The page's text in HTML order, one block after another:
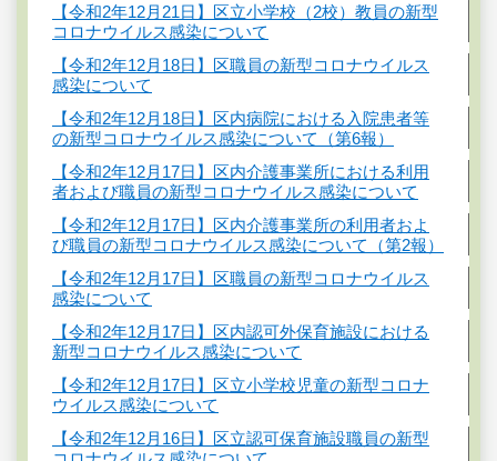
【令和2年12月21日】区立小学校（2校）教員の新型
コロナウイルス感染について
【令和2年12月18日】区職員の新型コロナウイルス
感染について
【令和2年12月18日】区内病院における入院患者等
の新型コロナウイルス感染について（第6報）
【令和2年12月17日】区内介護事業所における利用
者および職員の新型コロナウイルス感染について
【令和2年12月17日】区内介護事業所の利用者およ
び職員の新型コロナウイルス感染について（第2報）
【令和2年12月17日】区職員の新型コロナウイルス
感染について
【令和2年12月17日】区内認可外保育施設における
新型コロナウイルス感染について
【令和2年12月17日】区立小学校児童の新型コロナ
ウイルス感染について
【令和2年12月16日】区立認可保育施設職員の新型